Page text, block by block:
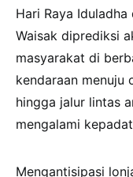
Hari Raya
Waisak diprediksi
masyarakat di
kendaraan menuju
hingga jalur lintas
mengalami
Mengantisipasi